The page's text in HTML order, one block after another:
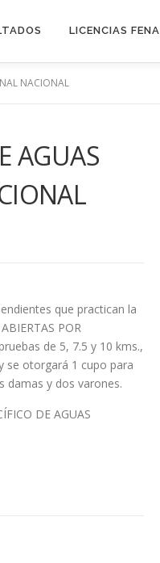
LICENCIAS FENA
NACIONAL
AGUAS
que practican la
POR
de 5, 7.5 y 10 kms.,
se otorgará 1 cupo para
damas y dos varones.
DE AGUAS